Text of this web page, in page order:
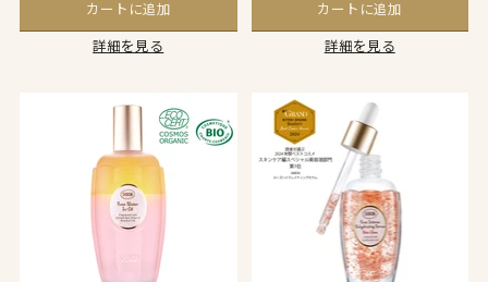
カートに追加
詳細を見る
カートに追加
詳細を見る